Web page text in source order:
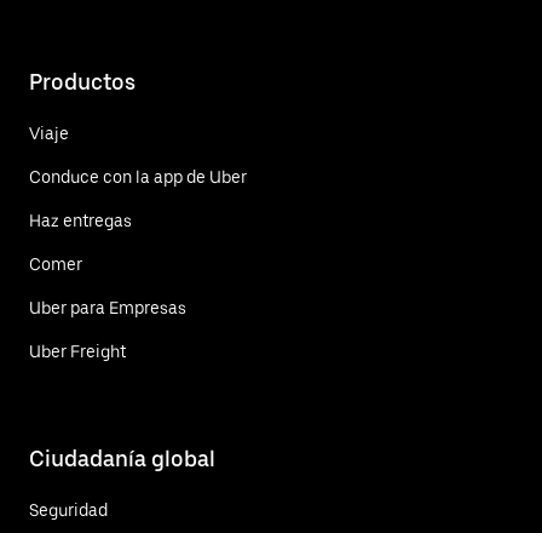
Productos
Viaje
Conduce con la app de Uber
Haz entregas
Comer
Uber para Empresas
Uber Freight
Ciudadanía global
Seguridad